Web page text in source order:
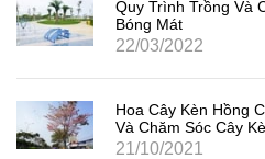
Quy Trình Trồng Và
Bóng Mát
22/03/2022
Hoa Cây Kèn Hồng
Và Chăm Sóc Cây
Nhiều
21/10/2021